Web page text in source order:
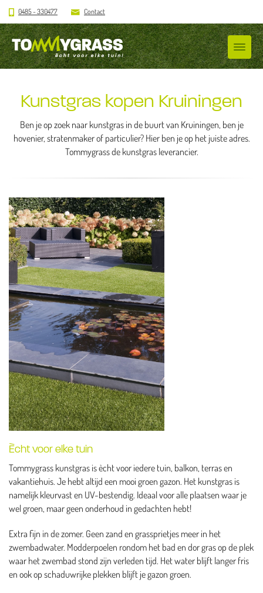
0485 - 330477 Contact
Kunstgras kopen Kruiningen
Ben je op zoek naar kunstgras in de buurt van Kruiningen, ben je
hovenier, stratenmaker of particulier? Hier ben je op het juiste adres.
Tommygrass de kunstgras leverancier.
Ècht voor elke tuin
Tommygrass kunstgras is ècht voor iedere tuin, balkon, terras en
vakantiehuis. Je hebt altijd een mooi groen gazon. Het kunstgras is
namelijk kleurvast en UV-bestendig. Ideaal voor alle plaatsen waar je
wel groen, maar geen onderhoud in gedachten hebt!
Extra fijn in de zomer. Geen zand en grassprietjes meer in het
zwembadwater. Modderpoelen rondom het bad en dor gras op de plek
waar het zwembad stond zijn verleden tijd. Het water blijft langer fris
en ook op schaduwrijke plekken blijft je gazon groen.